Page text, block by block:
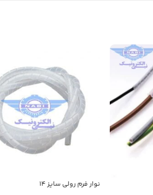
نوار فرم رولی سایز ۱۴